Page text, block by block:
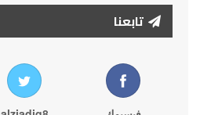
تابعنا